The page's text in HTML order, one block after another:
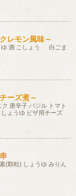
レモン風味～
酒 こしょう 白ごま
ーズ煮～
唐辛子 バジル トマト
ょうゆ ピザ用チーズ
(顆粒) しょうゆ みりん